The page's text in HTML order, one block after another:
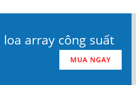
loa array công suất
MUA NGAY